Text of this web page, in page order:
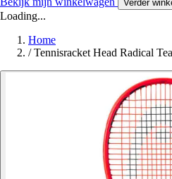
Verder
Loading...
Home
/ Tennisracket Head Radical